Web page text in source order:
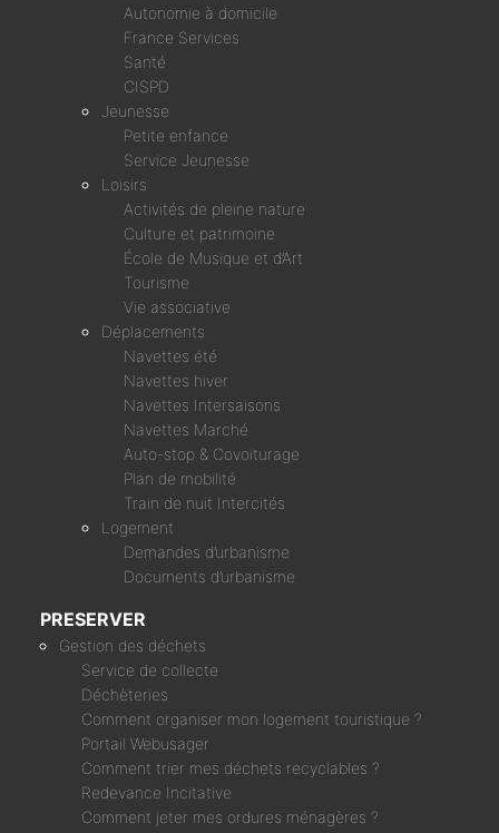
Autonomie à domicile
France Services
Santé
CISPD
Jeunesse
Petite enfance
Service Jeunesse
Loisirs
Activités de pleine nature
Culture et patrimoine
École de Musique et d’Art
Tourisme
Vie associative
Déplacements
Navettes été
Navettes hiver
Navettes Intersaisons
Navettes Marché
Auto-stop & Covoiturage
Plan de mobilité
Train de nuit Intercités
Logement
Demandes d’urbanisme
Documents d’urbanisme
PRESERVER
Gestion des déchets
Service de collecte
Déchèteries
Comment organiser mon logement touristique ?
Portail Webusager
Comment trier mes déchets recyclables ?
Redevance Incitative
Comment jeter mes ordures ménagères ?